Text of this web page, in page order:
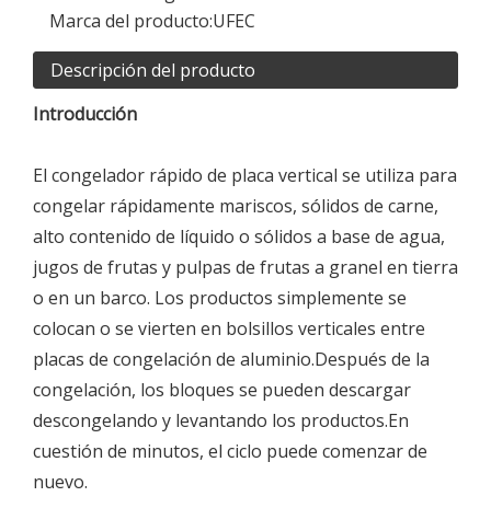
Marca del producto:UFEC
Descripción del producto
Introducción
El congelador rápido de placa vertical se utiliza para
congelar rápidamente mariscos, sólidos de carne,
alto contenido de líquido o sólidos a base de agua,
jugos de frutas y pulpas de frutas a granel en tierra
o en un barco. Los productos simplemente se
colocan o se vierten en bolsillos verticales entre
placas de congelación de aluminio.Después de la
congelación, los bloques se pueden descargar
descongelando y levantando los productos.En
cuestión de minutos, el ciclo puede comenzar de
nuevo.